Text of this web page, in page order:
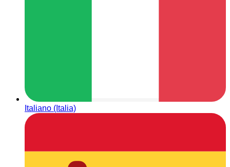
Italiano (Italia)